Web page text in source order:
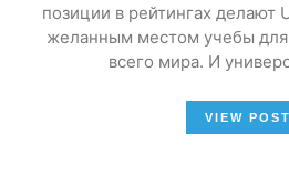
позиции в рейтингах делают
желанным местом учебы для
всего мира. И
VIEW POST